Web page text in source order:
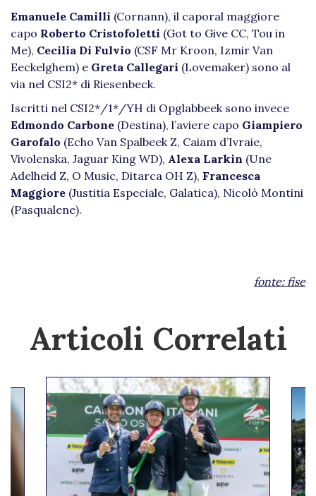
Emanuele Camilli (Cornann), il caporal maggiore
capo Roberto Cristofoletti (Got to Give CC, Tou in
Me), Cecilia Di Fulvio (CSF Mr Kroon, Izmir Van
Eeckelghem) e Greta Callegari (Lovemaker) sono al
via nel CSI2* di Riesenbeck.
Iscritti nel CSI2*/1*/YH di Opglabbeek sono invece
Edmondo Carbone (Destina), l’aviere capo Giampiero
Garofalo (Echo Van Spalbeek Z, Caiam d’Ivraie,
Vivolenska, Jaguar King WD), Alexa Larkin (Une
Adelheid Z, O Music, Ditarca OH Z), Francesca
Maggiore (Justitia Especiale, Galatica), Nicolò Montini
(Pasqualene).
fonte: fise
Articoli Correlati